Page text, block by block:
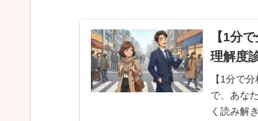
【1分
理解度
【1分で
で、あな
く読み解